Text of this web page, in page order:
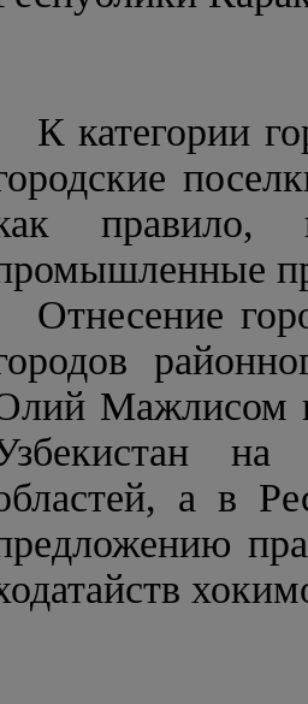
К категории
правило,
Отнесение
Мажлисом
на
а в